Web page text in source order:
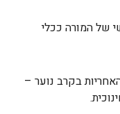
של המורה ככלי
בקרב נוער –